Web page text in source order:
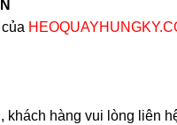
khách hàng vui lòng liên